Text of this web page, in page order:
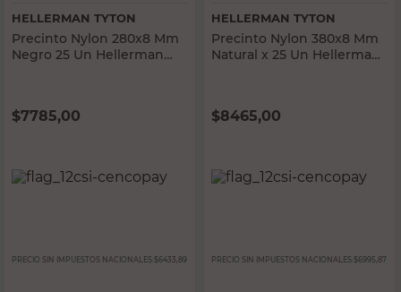
HELLERMAN TYTON
Precinto Nylon 280x8 Mm
Negro 25 Un Hellerman
$7785,00
PRECIO SIN IMPUESTOS NACIONALES: $6433,89
HELLERMAN TYTON
Precinto Nylon 380x8 Mm
Natural x 25 Un Hellerman
$8465,00
PRECIO SIN IMPUESTOS NACIONALES: $6995,87